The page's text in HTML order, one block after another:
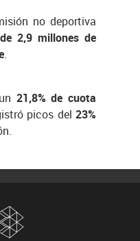
no deportiva
2,9 millones de
.
21,8% de cuota
picos del 23%